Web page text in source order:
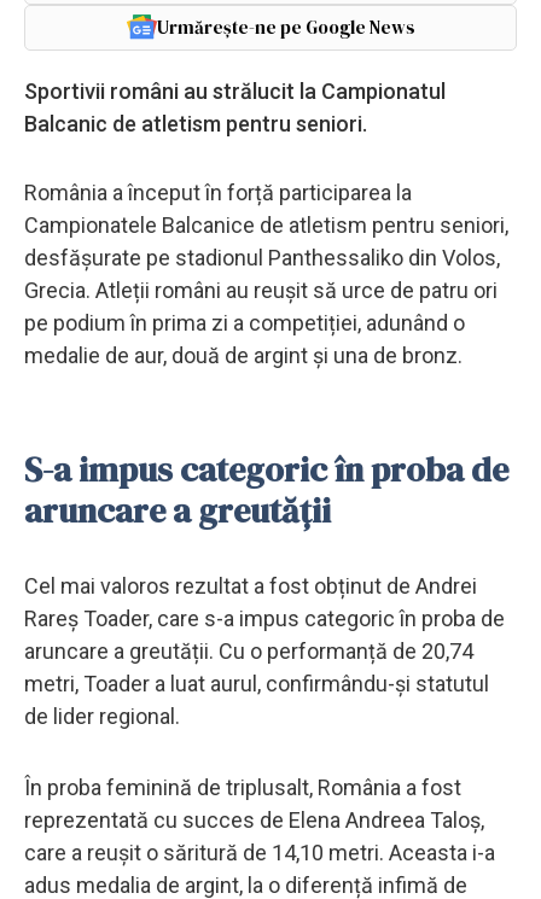
Urmărește-ne pe Google News
Sportivii români au strălucit la Campionatul
Balcanic de atletism pentru seniori.
România a început în forță participarea la
Campionatele Balcanice de atletism pentru seniori,
desfășurate pe stadionul Panthessaliko din Volos,
Grecia. Atleții români au reușit să urce de patru ori
pe podium în prima zi a competiției, adunând o
medalie de aur, două de argint și una de bronz.
S-a impus categoric în proba de
aruncare a greutății
Cel mai valoros rezultat a fost obținut de Andrei
Rareș Toader, care s-a impus categoric în proba de
aruncare a greutății. Cu o performanță de 20,74
metri, Toader a luat aurul, confirmându-și statutul
de lider regional.
În proba feminină de triplusalt, România a fost
reprezentată cu succes de Elena Andreea Taloș,
care a reușit o săritură de 14,10 metri. Aceasta i-a
adus medalia de argint, la o diferență infimă de